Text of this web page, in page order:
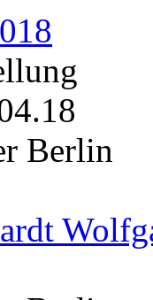
Berlin